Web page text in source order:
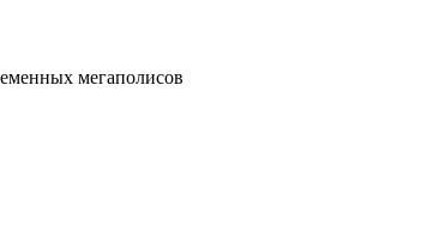
мегаполисов